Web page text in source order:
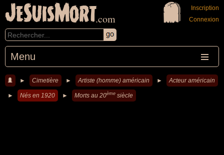
JeSuisMort.com
Menu
Inscription
Connexion
► Cimetière ► Artiste (homme) américain ► Acteur américain
► Nés en 1920 ► Morts au 20ème siècle